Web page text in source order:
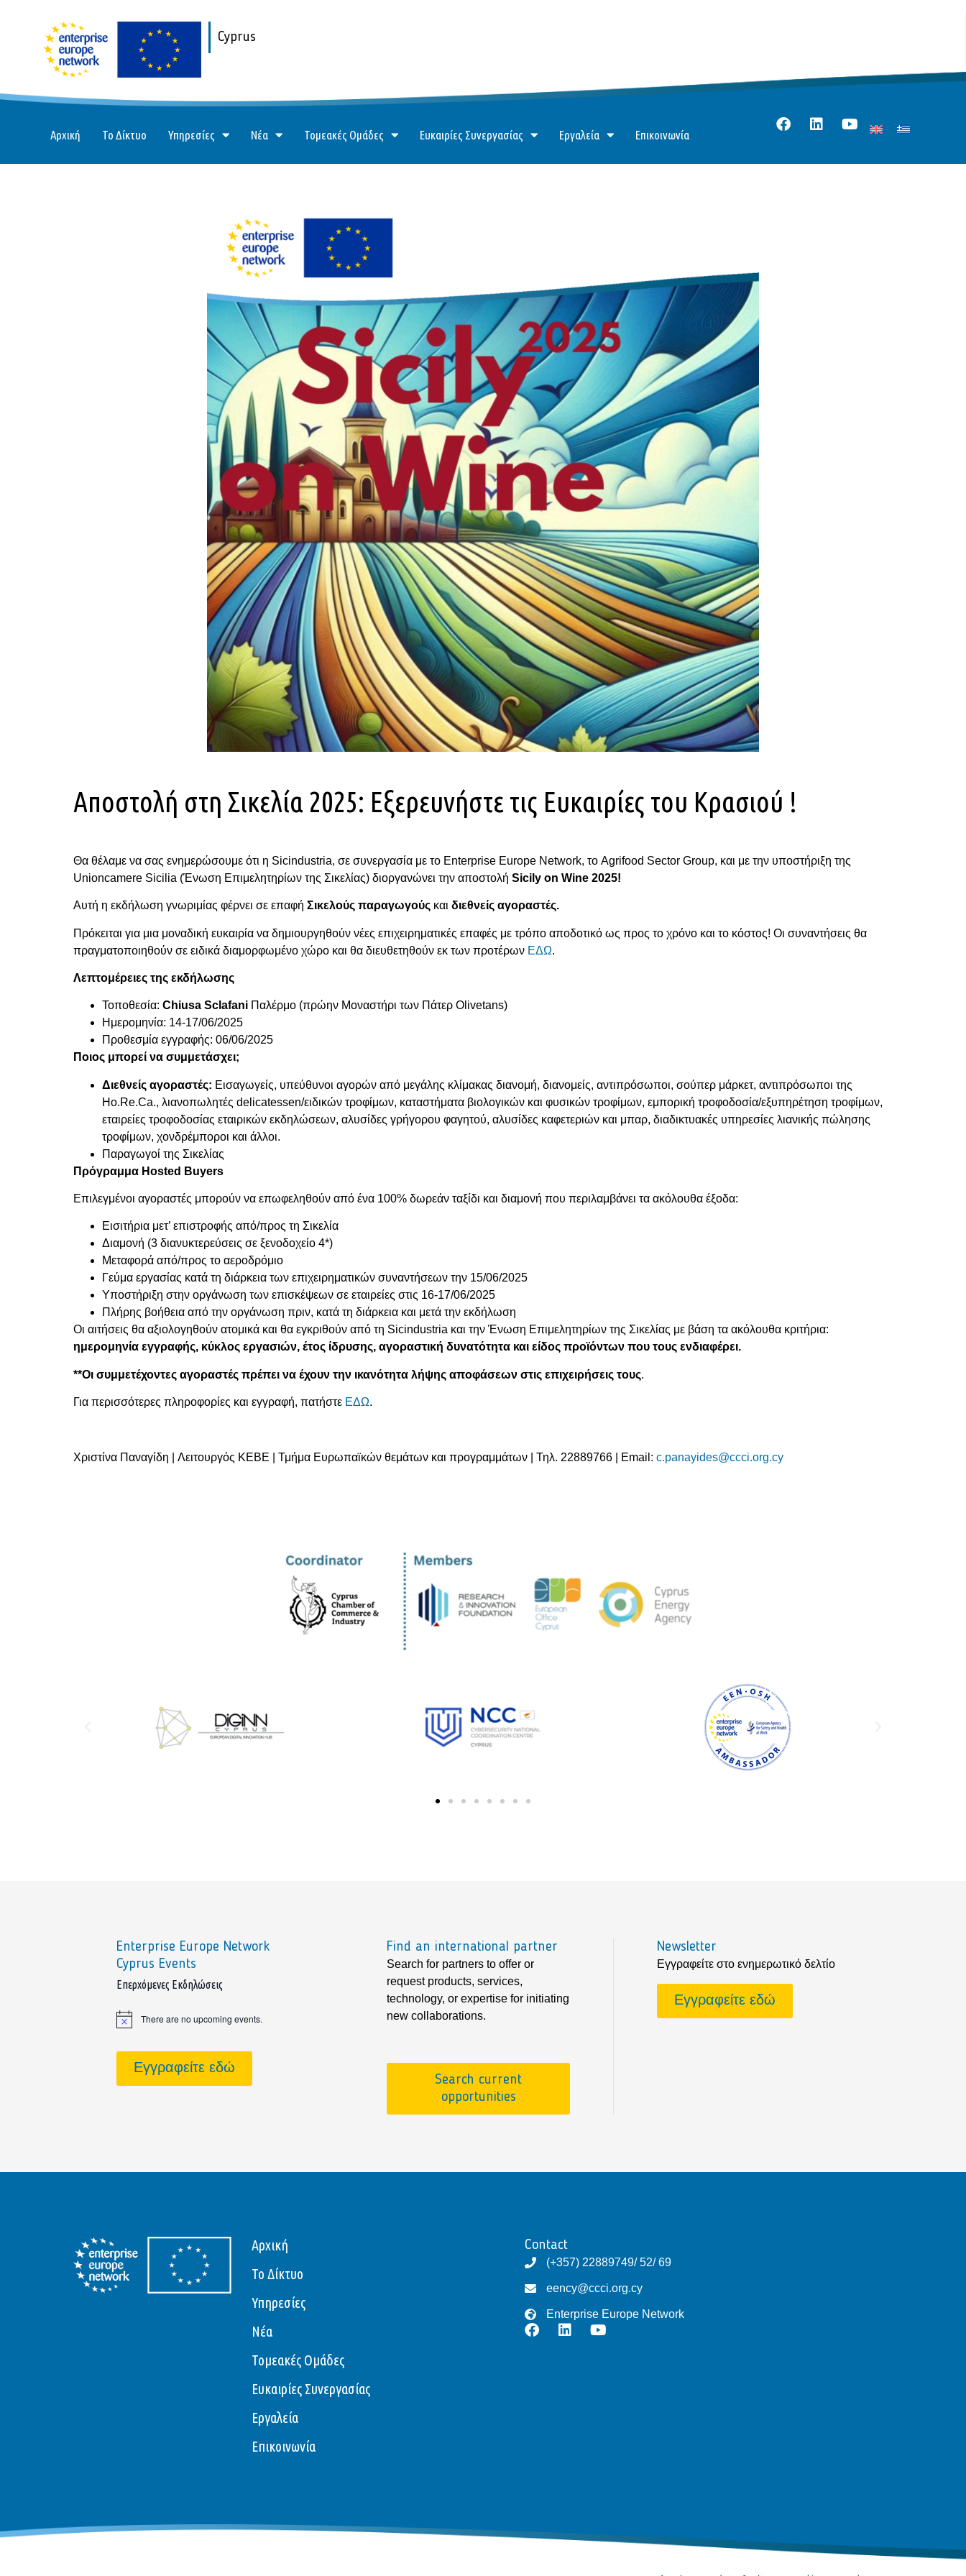
Cyprus
Αρχική Το Δίκτυο Υπηρεσίες Νέα Τομεακές Ομάδες Ευκαιρίες Συνεργασίας Εργαλεία Επικοινωνία
Αποστολή στη Σικελία 2025: Εξερευνήστε τις Ευκαιρίες του Κρασιού !
Θα θέλαμε να σας ενημερώσουμε ότι η Sicindustria, σε συνεργασία με το Enterprise Europe Network, το Agrifood Sector Group, και με την υποστήριξη της
Unioncamere Sicilia (Ένωση Επιμελητηρίων της Σικελίας) διοργανώνει την αποστολή Sicily on Wine 2025!
Αυτή η εκδήλωση γνωριμίας φέρνει σε επαφή Σικελούς παραγωγούς και διεθνείς αγοραστές.
Πρόκειται για μια μοναδική ευκαιρία να δημιουργηθούν νέες επιχειρηματικές επαφές με τρόπο αποδοτικό ως προς το χρόνο και το κόστος! Οι συναντήσεις θα
πραγματοποιηθούν σε ειδικά διαμορφωμένο χώρο και θα διευθετηθούν εκ των προτέρων ΕΔΩ.
Λεπτομέρειες της εκδήλωσης
Τοποθεσία: Chiusa Sclafani Παλέρμο (πρώην Μοναστήρι των Πάτερ Olivetans)
Ημερομηνία: 14-17/06/2025
Προθεσμία εγγραφής: 06/06/2025
Ποιος μπορεί να συμμετάσχει;
Διεθνείς αγοραστές: Εισαγωγείς, υπεύθυνοι αγορών από μεγάλης κλίμακας διανομή, διανομείς, αντιπρόσωποι, σούπερ μάρκετ, αντιπρόσωποι της
Ho.Re.Ca., λιανοπωλητές delicatessen/ειδικών τροφίμων, καταστήματα βιολογικών και φυσικών τροφίμων, εμπορική τροφοδοσία/εξυπηρέτηση τροφίμων,
εταιρείες τροφοδοσίας εταιρικών εκδηλώσεων, αλυσίδες γρήγορου φαγητού, αλυσίδες καφετεριών και μπαρ, διαδικτυακές υπηρεσίες λιανικής πώλησης
τροφίμων, χονδρέμποροι και άλλοι.
Παραγωγοί της Σικελίας
Πρόγραμμα Hosted Buyers
Επιλεγμένοι αγοραστές μπορούν να επωφεληθούν από ένα 100% δωρεάν ταξίδι και διαμονή που περιλαμβάνει τα ακόλουθα έξοδα:
Εισιτήρια μετ’ επιστροφής από/προς τη Σικελία
Διαμονή (3 διανυκτερεύσεις σε ξενοδοχείο 4*)
Μεταφορά από/προς το αεροδρόμιο
Γεύμα εργασίας κατά τη διάρκεια των επιχειρηματικών συναντήσεων την 15/06/2025
Υποστήριξη στην οργάνωση των επισκέψεων σε εταιρείες στις 16-17/06/2025
Πλήρης βοήθεια από την οργάνωση πριν, κατά τη διάρκεια και μετά την εκδήλωση
Οι αιτήσεις θα αξιολογηθούν ατομικά και θα εγκριθούν από τη Sicindustria και την Ένωση Επιμελητηρίων της Σικελίας με βάση τα ακόλουθα κριτήρια:
ημερομηνία εγγραφής, κύκλος εργασιών, έτος ίδρυσης, αγοραστική δυνατότητα και είδος προϊόντων που τους ενδιαφέρει.
**Οι συμμετέχοντες αγοραστές πρέπει να έχουν την ικανότητα λήψης αποφάσεων στις επιχειρήσεις τους.
Για περισσότερες πληροφορίες και εγγραφή, πατήστε ΕΔΩ.
Χριστίνα Παναγίδη | Λειτουργός ΚΕΒΕ | Τμήμα Ευρωπαϊκών θεμάτων και προγραμμάτων | Τηλ. 22889766 | Email: c.panayides@ccci.org.cy
Enterprise Europe Network
Cyprus Events
sidebar
Επερχόμενες Εκδηλώσεις
Notice There are no upcoming events.
Εγγραφείτε εδώ
Find an international partner
Search for partners to offer or
request products, services,
technology, or expertise for initiating
new collaborations.
Search current
opportunities
Newsletter
Εγγραφείτε στο ενημερωτικό δελτίο
Εγγραφείτε εδώ
Αρχική
Το Δίκτυο
Υπηρεσίες
Νέα
Τομεακές Ομάδες
Ευκαιρίες Συνεργασίας
Εργαλεία
Επικοινωνία
Contact
(+357) 22889749/ 52/ 69
eency@ccci.org.cy
Enterprise Europe Network